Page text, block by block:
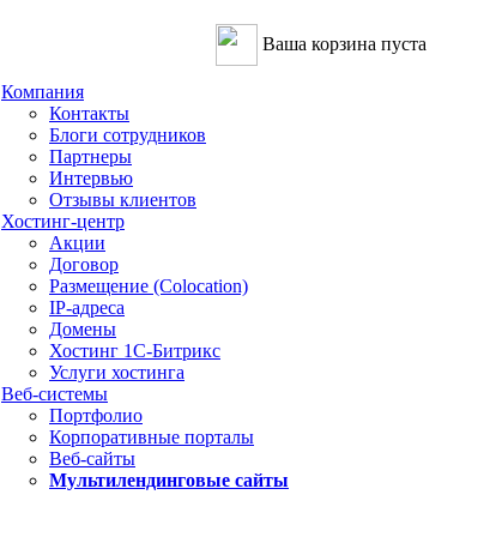
Ваша корзина пуста
Компания
Контакты
Блоги сотрудников
Партнеры
Интервью
Отзывы клиентов
Хостинг-центр
Акции
Договор
Размещение (Colocation)
IP-адреса
Домены
Хостинг 1С-Битрикс
Услуги хостинга
Веб-системы
Портфолио
Корпоративные порталы
Веб-сайты
Мультилендинговые сайты